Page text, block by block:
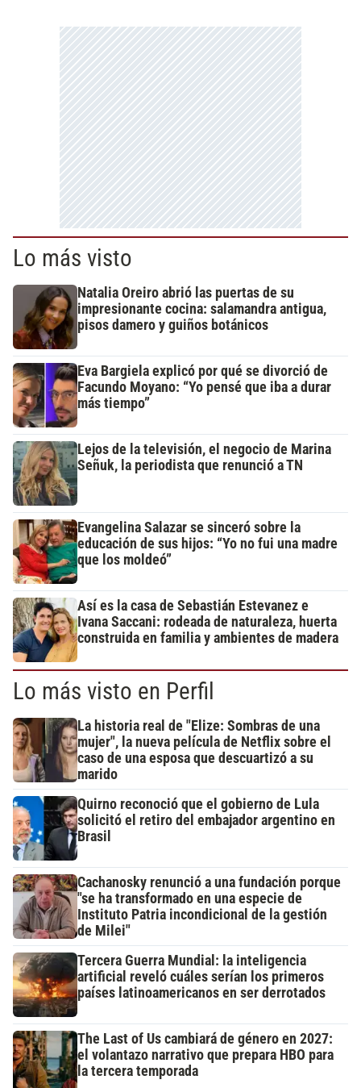
Lo más visto
Natalia Oreiro abrió las puertas de su
impresionante cocina: salamandra antigua,
pisos damero y guiños botánicos
Eva Bargiela explicó por qué se divorció de
Facundo Moyano: “Yo pensé que iba a durar
más tiempo”
Lejos de la televisión, el negocio de Marina
Señuk, la periodista que renunció a TN
Evangelina Salazar se sinceró sobre la
educación de sus hijos: “Yo no fui una madre
que los moldeó”
Así es la casa de Sebastián Estevanez e
Ivana Saccani: rodeada de naturaleza, huerta
construida en familia y ambientes de madera
Lo más visto en Perfil
La historia real de "Elize: Sombras de una
mujer", la nueva película de Netflix sobre el
caso de una esposa que descuartizó a su
marido
Quirno reconoció que el gobierno de Lula
solicitó el retiro del embajador argentino en
Brasil
Cachanosky renunció a una fundación porque
"se ha transformado en una especie de
Instituto Patria incondicional de la gestión
de Milei"
Tercera Guerra Mundial: la inteligencia
artificial reveló cuáles serían los primeros
países latinoamericanos en ser derrotados
The Last of Us cambiará de género en 2027:
el volantazo narrativo que prepara HBO para
la tercera temporada